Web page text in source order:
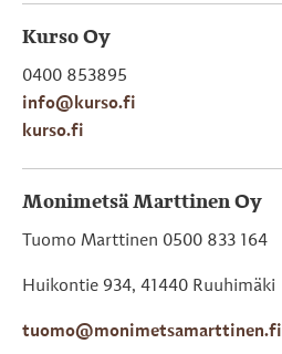
Kurso Oy
0400 853895
info@kurso.fi
kurso.fi
Monimetsä Marttinen Oy
Tuomo Marttinen 0500 833 164
Huikontie 934, 41440 Ruuhimäki
tuomo@monimetsamarttinen.fi